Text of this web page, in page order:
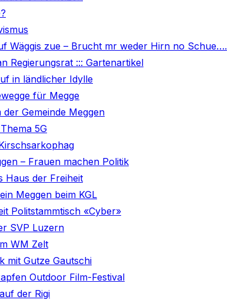
Wäggis zue – Brucht mr weder Hirn no Schue….
Regierungsrat ::: Gartenartikel
in ländlicher Idylle
für Megge
der Gemeinde Meggen
5G
– Frauen machen Politik
Haus der Freiheit
Meggen beim KGL
Politstammtisch «Cyber»
SVP Luzern
WM Zelt
mit Gutze Gautschi
Outdoor Film-Festival
der Rigi